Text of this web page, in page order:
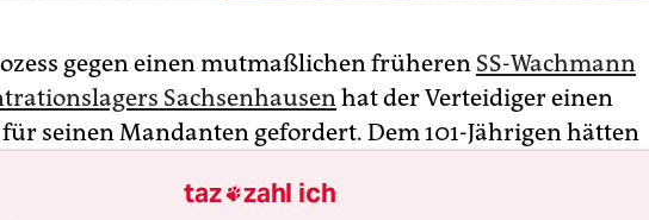
gegen einen mutmaßlichen früheren SS-Wachmann
Sachsenhausenhat der Verteidiger einen
seinen Mandanten gefordert. Dem 101-Jährigen hätten
nachgewiesen werden können, sagte
taz zahl ich